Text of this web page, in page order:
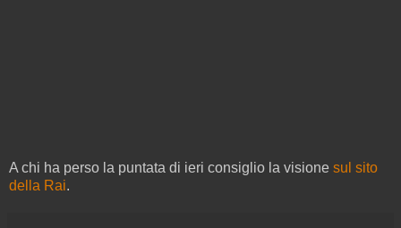
A chi ha perso la puntata di ieri consiglio la visione sul sito
della Rai.